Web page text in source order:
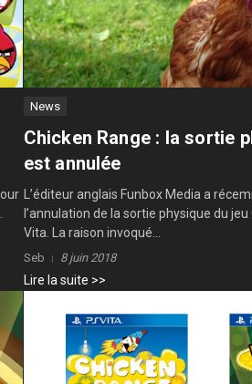
News
Chicken Range : la sortie
est annulée
L’éditeur anglais Funbox Media a
l’annulation de la sortie physique du
Vita. La raison invoqué...
Seb 8 juin 2018
Lire la suite >>